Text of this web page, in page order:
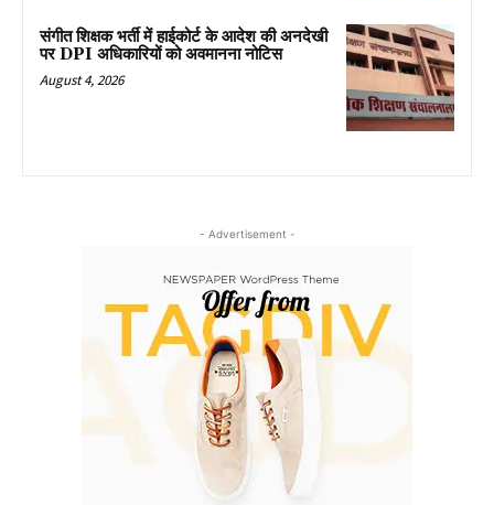
संगीत शिक्षक भर्ती में हाईकोर्ट के आदेश की अनदेखी
पर DPI अधिकारियों को अवमानना नोटिस
August 4, 2026
- Advertisement -